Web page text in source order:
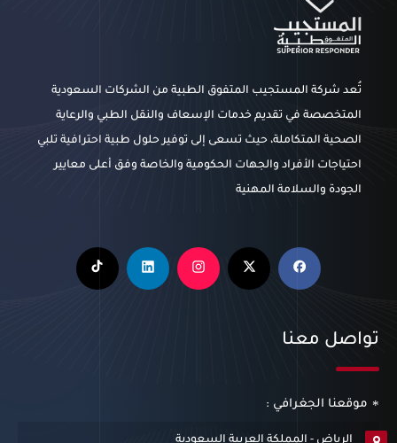
تُعد شركة المستجيب المتفوق الطبية من الشركات السعودية
المتخصصة في تقديم خدمات الإسعاف والنقل الطبي والرعاية
الصحية المتكاملة، حيث تسعى إلى توفير حلول طبية احترافية تلبي
احتياجات الأفراد والجهات الحكومية والخاصة وفق أعلى معايير
الجودة والسلامة المهنية
تواصل معنا
موقعنا الجغرافي :
الرياض - المملكة العربية السعودية